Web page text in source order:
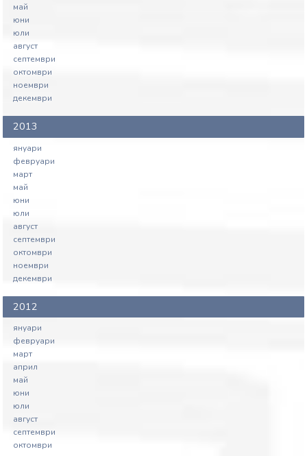
май
юни
юли
август
септември
октомври
ноември
декември
2013
януари
февруари
март
май
юни
юли
август
септември
октомври
ноември
декември
2012
януари
февруари
март
април
май
юни
юли
август
септември
октомври